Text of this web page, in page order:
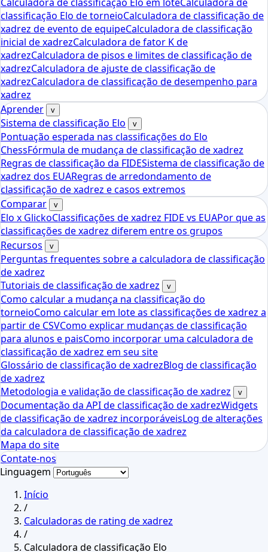
classificação Elo de torneioCalculadora de classificação de
xadrez de evento de equipeCalculadora de classificação
inicial de xadrezCalculadora de fator K de
xadrezCalculadora de pisos e limites de classificação de
xadrezCalculadora de ajuste de classificação de
xadrezCalculadora de classificação de desempenho para
xadrez
Aprender
v
Sistema de classificação Elo v
Pontuação esperada nas classificações do Elo
ChessFórmula de mudança de classificação de xadrez
Regras de classificação da FIDESistema de classificação de
xadrez dos EUARegras de arredondamento de
classificação de xadrez e casos extremos
Comparar
v
Elo x GlickoClassificações de xadrez FIDE vs EUAPor que as
classificações de xadrez diferem entre os grupos
Recursos
v
Perguntas frequentes sobre a calculadora de classificação
de xadrez
Tutoriais de classificação de xadrez
v
Como calcular a mudança na classificação do
torneioComo calcular em lote as classificações de xadrez a
partir de CSVComo explicar mudanças de classificação
para alunos e paisComo incorporar uma calculadora de
classificação de xadrez em seu site
Glossário de classificação de xadrezBlog de classificação
de xadrez
Metodologia e validação de classificação de xadrez
v
Documentação da API de classificação de xadrezWidgets
de classificação de xadrez incorporáveisLog de alterações
da calculadora de classificação de xadrez
Mapa do site
Contate-nos
Linguagem
Início
/
Calculadoras de rating de xadrez
/
Calculadora de classificação Elo